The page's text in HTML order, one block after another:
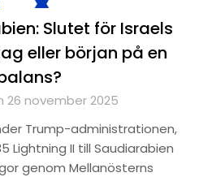
Slutet för Israels
eller början på en
26 november 2025
Trump-administrationen,
Lightning II till Saudiarabien
genom Mellanösterns